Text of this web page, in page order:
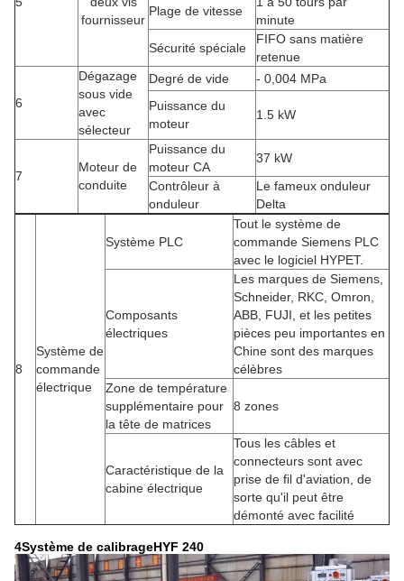
fournisseur
Plage de vitesse
minute
Sécurité spéciale
FIFO sans matière
retenue
6
Dégazage
sous vide
avec
sélecteur
Degré de vide
- 0,004 MPa
Puissance du
moteur
1.5 kW
7
Moteur de
conduite
Puissance du
moteur CA
37 kW
Contrôleur à
onduleur
Le fameux onduleur
Delta
8
Système de
commande
électrique
Système PLC
Tout le système de
commande Siemens PLC
avec le logiciel HYPET.
Composants
électriques
Les marques de Siemens,
Schneider, RKC, Omron,
ABB, FUJI, et les petites
pièces peu importantes en
Chine sont des marques
célèbres
Zone de température
supplémentaire pour
la tête de matrices
8 zones
Caractéristique de la
cabine électrique
Tous les câbles et
connecteurs sont avec
prise de fil d'aviation, de
sorte qu'il peut être
démonté avec facilité
4Système de calibrageHYF 240